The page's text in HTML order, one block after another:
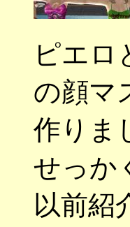
ピエロ
の顔マ
作りま
せっか
以前紹